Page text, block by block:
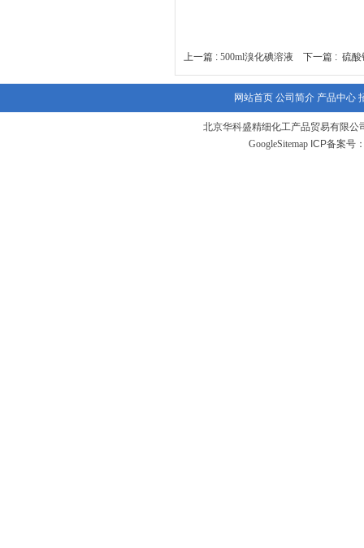
上一篇 : 500ml溴化碘溶液 下一篇 : 硫酸
网站首页 公司简介 产品中心
北京华科盛精细化工产品贸易有限
GoogleSitemap ICP备案号